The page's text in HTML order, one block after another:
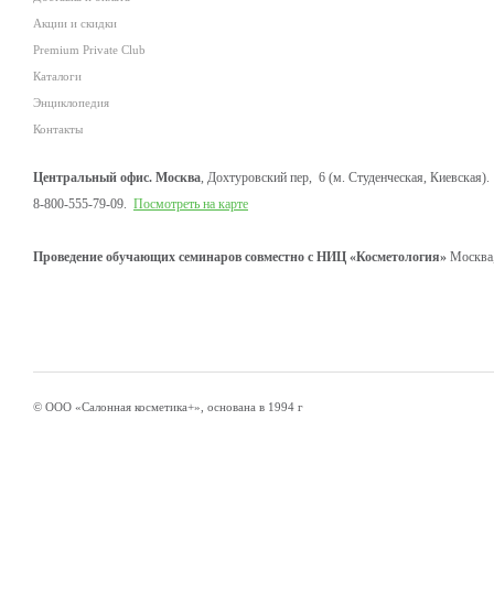
Акции и скидки
Premium Private Club
Каталоги
Энциклопедия
Контакты
Центральный офис. Москва, Дохтуровский пер, 6 (м. Студенческая, Киевская).
8-800-555-79-09. Посмотреть на карте
Проведение обучающих семинаров совместно с НИЦ «Косметология»
© ООО «Салонная косметика+», основана в 1994 г